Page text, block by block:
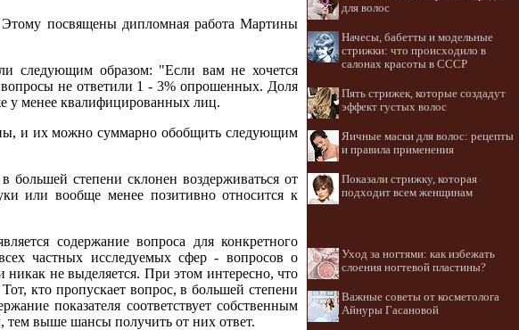
посвящены дипломная работа Мартины
следующим образом: "Если вам не хочется
вопросы не ответили 1 - 3% опрошенных. Доля
у менее квалифицированных лиц.
и их можно суммарно обобщить следующим
большей степени склонен воздерживаться от
или вообще менее позитивно относится к
содержание вопроса для конкретного
частных исследуемых сфер - вопросов о
не выделяется. При этом интересно, что
кто пропускает вопрос, в большей степени
показателя соответствует собственным
тем выше шансы получить от них ответ.
для волос
Начесы, бабетты и модельные
стрижки: что происходило в
салонах красоты в СССР
Пять стрижек, которые создадут
эффект густых волос
Яичные маски для волос: рецепты
и правила применения
Показали стрижку, которая
подходит всем женщинам
Уход за ногтями: как избежать
слоения ногтевой пластины?
Важные советы от косметолога
Айнуры Гасановой